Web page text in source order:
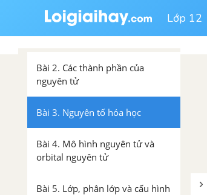
Lớp 12
Bài 1. Nhập môn hóa học
Chủ đề 1. Cấu tạo nguyên tử
Bài 2. Các thành phần của
nguyên tử
Bài 3. Nguyên tố hóa học
Bài 4. Mô hình nguyên tử và
orbital nguyên tử
Bài 5. Lớp, phân lớp và cấu hình